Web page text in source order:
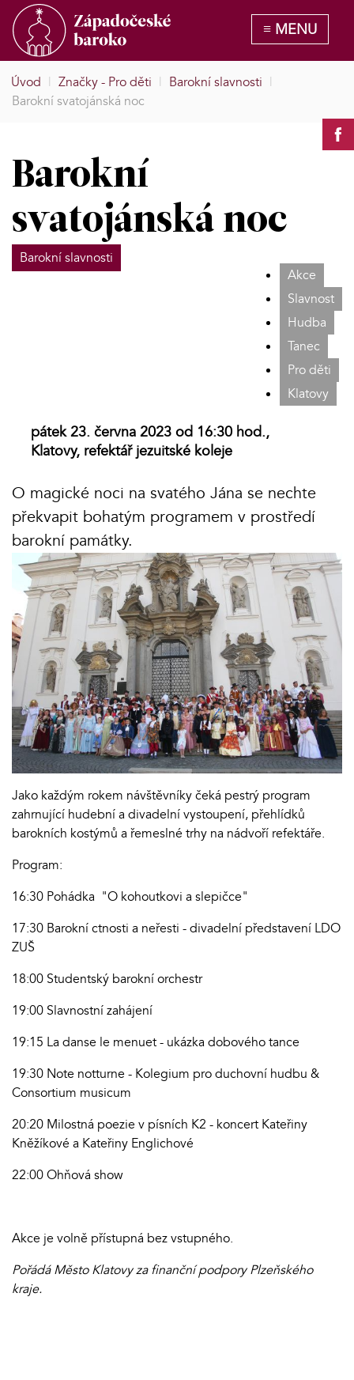
Úvod | Značky - Pro děti | Barokní slavnosti |
Barokní svatojánská noc
Barokní
svatojánská noc
Barokní slavnosti
Akce
Slavnost
Hudba
Tanec
Pro děti
Klatovy
pátek 23. června 2023 od 16:30 hod.,
Klatovy, refektář jezuitské koleje
O magické noci na svatého Jána se nechte
překvapit bohatým programem v prostředí
barokní památky.
Jako každým rokem návštěvníky čeká pestrý program
zahrnující hudební a divadelní vystoupení, přehlídků
barokních kostýmů a řemeslné trhy na nádvoří refektáře.
Program:
16:30 Pohádka "O kohoutkovi a slepičce"
17:30 Barokní ctnosti a neřesti - divadelní představení LDO
ZUŠ
18:00 Studentský barokní orchestr
19:00 Slavnostní zahájení
19:15 La danse le menuet - ukázka dobového tance
19:30 Note notturne - Kolegium pro duchovní hudbu &
Consortium musicum
20:20 Milostná poezie v písních K2 - koncert Kateřiny
Kněžíkové a Kateřiny Englichové
22:00 Ohňová show
Akce je volně přístupná bez vstupného.
Pořádá Město Klatovy za finanční podpory Plzeňského
kraje.